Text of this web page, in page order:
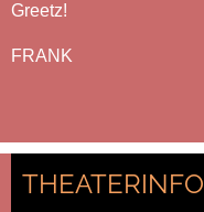
Greetz!
FRANK
THEATERINFO